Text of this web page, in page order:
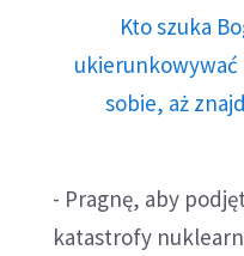
Kto szuka
ukierunkowywać
sobie, aż
- Pragnę, aby
katastrofy